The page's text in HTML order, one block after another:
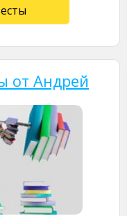
от Андрей